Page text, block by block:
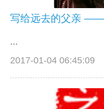
...
2017-01-04 06:45:09